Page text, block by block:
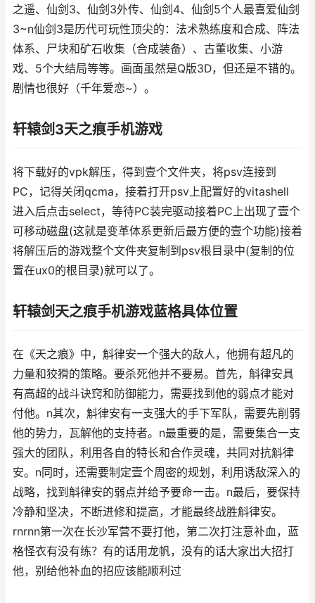
之遥、仙剑3、仙剑3外传、仙剑4、仙剑5个人最喜爱仙剑
3~n仙剑3是历代可玩性顶尖的：法术熟练度和合成、阵法
体系、尸块和矿石收集（合成装备）、古董收集、小游
戏、5个大结局等等。画面虽然是Q版3D，但还是不错的。
剧情也很好（千年爱恋~）。
轩辕剑3天之痕手机游戏
将下载好的vpk解压，得到壹个文件夹，将psv连接到
PC，记得关闭qcma，接着打开psv上配置好的vitashell
进入后点击select，等待PC装完驱动接着PC上出现了壹个
可移动磁盘(这就是变革体系更新后最方便的壹个功能)接着
将解压后的游戏整个文件夹复制到psv根目录中(复制的位
置在ux0的根目录)就可以了。
轩辕剑天之痕手机游戏蓝格具体位置
在《天之痕》中，斛律安一个强大的敌人，他拥有超凡的
力量和狡猾的策略。要杀死他并不要易。首先，斛律安具
有高超的战斗诀窍和防御能力，需要找到他的弱点才能对
付他。n其次，斛律安有一支强大的手下军队，需要先削弱
他的势力，瓦解他的支持者。n最重要的是，需要集合一支
强大的团队，利用各自的特长和合作灵魂，共同对抗斛律
安。n同时，还需要制定壹个周密的规划，利用诱敌深入的
战略，找到斛律安的弱点并给予要命一击。n最后，要保持
冷静和坚决，不断进修和提高，才能最终战胜斛律安。
rnrnn第一次在长沙军营不要打他，第二次打注意补血，蓝
格怪衣有没有练？有的话用龙帆，没有的话大家出大招打
他，别给他补血的招应该能顺利过